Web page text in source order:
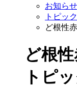
お知らせ
トピッ
ど根性
ど根
トピ